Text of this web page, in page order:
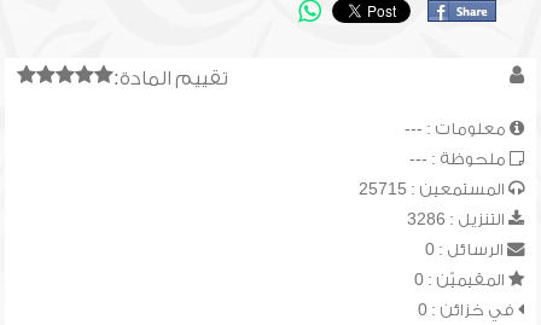
تقييم المادة:
معلومات : ---
ملحوظة : ---
المستمعين : 25715
التنزيل : 3286
الرسائل : 0
المقيميّن : 0
في خزائن : 0